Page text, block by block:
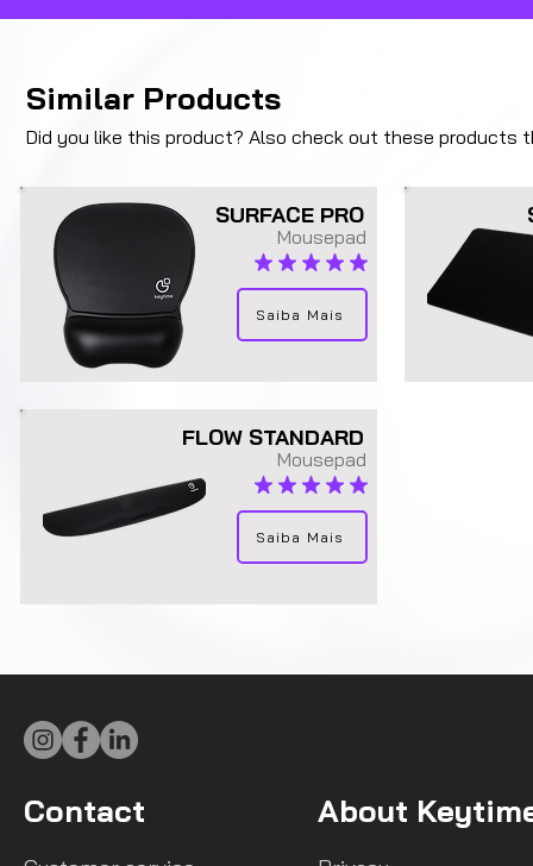
Similar Products
Did you like this product? Also check out these products
Mousepad
average rating is 4.9 out of 5
SURFACE PRO
Saiba Mais
Mousepad
average rating is 5 out of 5
FLOW STANDARD
Saiba Mais
Contact About